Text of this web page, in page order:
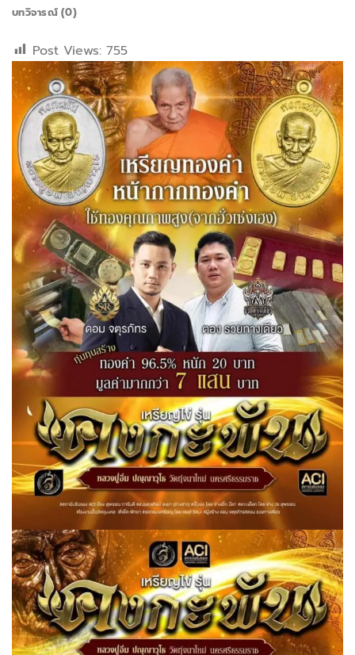
บทวิจารณ์ (0)
Post Views: 755